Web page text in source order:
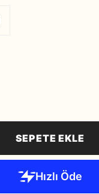
SEPETE EKLE